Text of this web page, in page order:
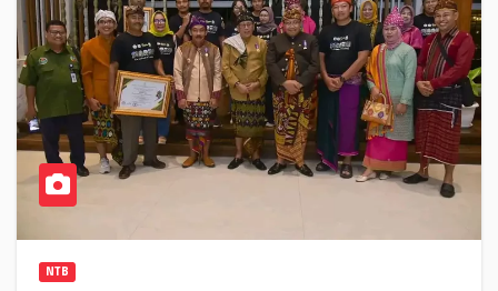
NTB